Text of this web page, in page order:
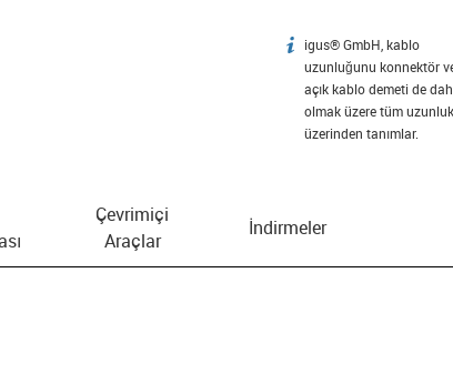
igus-icon-info
igus® GmbH, kablo
uzunluğunu konnektör
açık kablo demeti de
olmak üzere tüm uzunluk
üzerinden tanımlar.
Çevrimiçi
Araçlar
İndirmeler